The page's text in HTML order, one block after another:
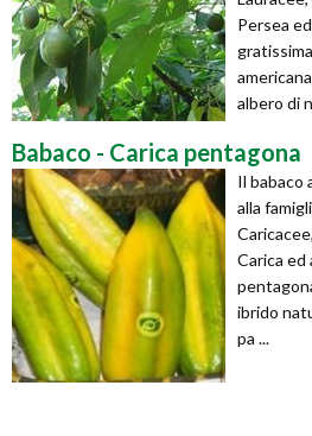
Persea
albero di
Babaco - Carica pentagona
Il babaco
alla
Carica ed
ibrido
pa ...